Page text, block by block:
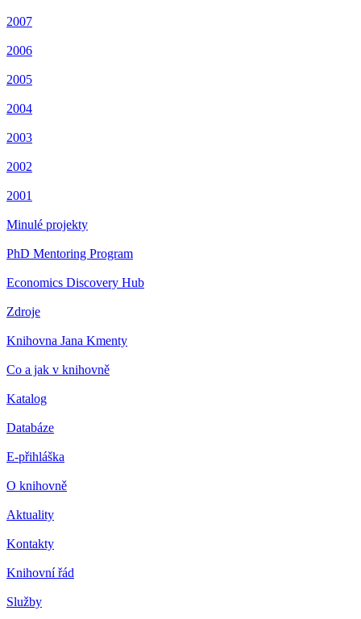
2007
2006
2005
2004
2003
2002
2001
Minulé projekty
PhD Mentoring Program
Economics Discovery Hub
Zdroje
Knihovna Jana Kmenty
Co a jak v knihovně
Katalog
Databáze
E-přihláška
O knihovně
Aktuality
Kontakty
Knihovní řád
Služby